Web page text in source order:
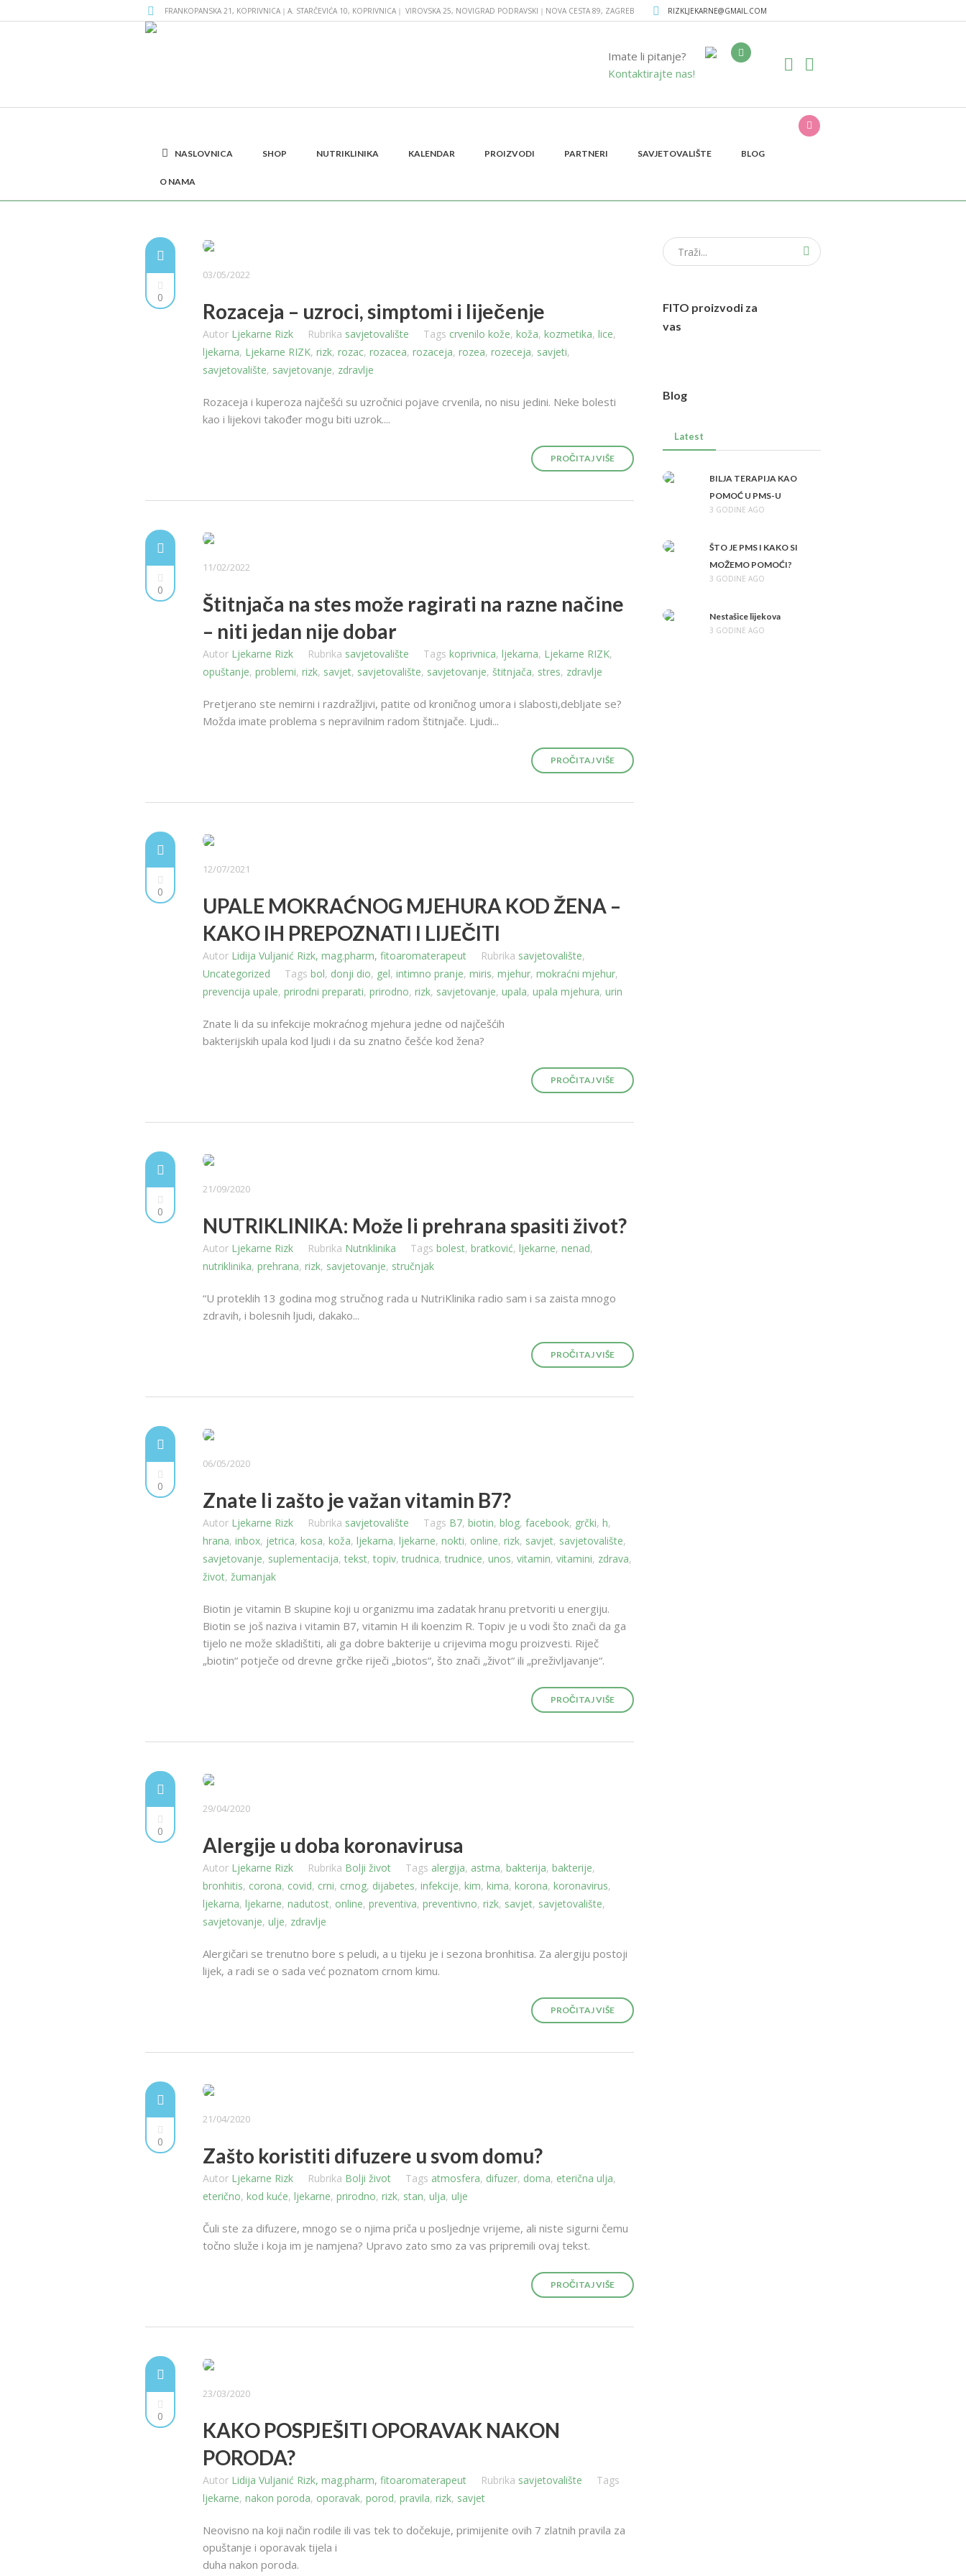
FRANKOPANSKA 21, KOPRIVNICA｜A. STARČEVIĆA 10, KOPRIVNICA｜ VIROVSKA 25, NOVIGRAD PODRAVSKI｜NOVA CESTA 89, ZAGREB RIZKLJEKARNE@GMAIL.COM
Imate li pitanje?
Kontaktirajte nas!
NASLOVNICA SHOP NUTRIKLINIKA KALENDAR PROIZVODI PARTNERI SAVJETOVALIŠTE BLOG
O NAMA
Oznaka: rizk
0
03/05/2022
Rozaceja – uzroci, simptomi i liječenje
Autor Ljekarne Rizk Rubrika savjetovalište Tags crvenilo kože, koža, kozmetika, lice,
ljekarna, Ljekarne RIZK, rizk, rozac, rozacea, rozaceja, rozea, rozeceja, savjeti,
savjetovalište, savjetovanje, zdravlje
Rozaceja i kuperoza najčešći su uzročnici pojave crvenila, no nisu jedini. Neke bolesti
kao i lijekovi također mogu biti uzrok....
PROČITAJ VIŠE
0
11/02/2022
Štitnjača na stes može ragirati na razne načine
– niti jedan nije dobar
Autor Ljekarne Rizk Rubrika savjetovalište Tags koprivnica, ljekarna, Ljekarne RIZK,
opuštanje, problemi, rizk, savjet, savjetovalište, savjetovanje, štitnjača, stres, zdravlje
Pretjerano ste nemirni i razdražljivi, patite od kroničnog umora i slabosti,debljate se?
Možda imate problema s nepravilnim radom štitnjače. Ljudi...
PROČITAJ VIŠE
0
12/07/2021
UPALE MOKRAĆNOG MJEHURA KOD ŽENA –
KAKO IH PREPOZNATI I LIJEČITI
Autor Lidija Vuljanić Rizk, mag.pharm, fitoaromaterapeut Rubrika savjetovalište,
Uncategorized
Tags bol, donji dio, gel, intimno pranje, miris, mjehur, mokraćni mjehur,
prevencija upale, prirodni preparati, prirodno, rizk, savjetovanje, upala, upala mjehura, urin
Znate li da su infekcije mokraćnog mjehura jedne od najčešćih
bakterijskih upala kod ljudi i da su znatno češće kod žena?
PROČITAJ VIŠE
0
21/09/2020
NUTRIKLINIKA: Može li prehrana spasiti život?
Autor Ljekarne Rizk Rubrika Nutriklinika Tags bolest, bratković, ljekarne, nenad,
nutriklinika, prehrana, rizk, savjetovanje, stručnjak
“U proteklih 13 godina mog stručnog rada u NutriKlinika radio sam i sa zaista mnogo
zdravih, i bolesnih ljudi, dakako...
PROČITAJ VIŠE
0
06/05/2020
Znate li zašto je važan vitamin B7?
Autor Ljekarne Rizk Rubrika savjetovalište Tags B7, biotin, blog, facebook, grčki, h,
hrana, inbox, jetrica, kosa, koža, ljekarna, ljekarne, nokti, online, rizk, savjet, savjetovalište,
savjetovanje, suplementacija,tekst,topiv,trudnica,trudnice, unos, vitamin, vitamini, zdrava,
život, žumanjak
Biotin je vitamin B skupine koji u organizmu ima zadatak hranu pretvoriti u energiju.
Biotin se još naziva i vitamin B7, vitamin H ili koenzim R. Topiv je u vodi što znači da ga
tijelo ne može skladištiti, ali ga dobre bakterije u crijevima mogu proizvesti. Riječ
„biotin“ potječe od drevne grčke riječi „biotos“, što znači „život“ ili „preživljavanje“.
PROČITAJ VIŠE
0
29/04/2020
Alergije u doba koronavirusa
Autor Ljekarne Rizk Rubrika Bolji život Tags alergija, astma, bakterija, bakterije,
bronhitis, corona, covid, crni, crnog, dijabetes, infekcije, kim, kima, korona, koronavirus,
ljekarna, ljekarne, nadutost, online, preventiva, preventivno, rizk, savjet, savjetovalište,
savjetovanje, ulje, zdravlje
Alergičari se trenutno bore s peludi, a u tijeku je i sezona bronhitisa. Za alergiju postoji
lijek, a radi se o sada već poznatom crnom kimu.
PROČITAJ VIŠE
0
21/04/2020
Zašto koristiti difuzere u svom domu?
Autor Ljekarne Rizk Rubrika Bolji život Tags atmosfera, difuzer, doma, eterična ulja,
eterično, kod kuće, ljekarne, prirodno, rizk, stan, ulja, ulje
Čuli ste za difuzere, mnogo se o njima priča u posljednje vrijeme, ali niste sigurni čemu
točno služe i koja im je namjena? Upravo zato smo za vas pripremili ovaj tekst.
PROČITAJ VIŠE
0
23/03/2020
KAKO POSPJEŠITI OPORAVAK NAKON
PORODA?
Autor Lidija Vuljanić Rizk, mag.pharm, fitoaromaterapeut Rubrika savjetovalište
Tags
ljekarne, nakon poroda, oporavak, porod, pravila, rizk, savjet
Neovisno na koji način rodile ili vas tek to dočekuje, primijenite ovih 7 zlatnih pravila za
opuštanje i oporavak tijela i
duha nakon poroda.
FITO proizvodi za
vas
Blog
Latest
BILJA TERAPIJA KAO
POMOĆ U PMS-U
3 GODINE AGO
ŠTO JE PMS I KAKO SI
MOŽEMO POMOĆI?
3 GODINE AGO
Nestašice lijekova
3 GODINE AGO